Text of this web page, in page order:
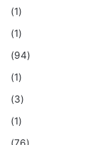
(1)
(1)
(94)
(1)
(3)
(1)
(76)